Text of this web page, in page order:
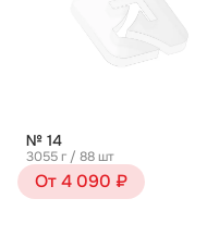
№ 14
3055 г / 88 шт
От 4 090 ₽